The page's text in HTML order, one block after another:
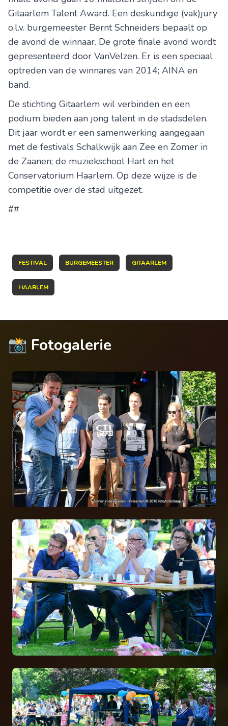
Gitaarlem Talent Award. Een deskundige (vak)jury
o.l.v. burgemeester Bernt Schneiders bepaalt op
de avond de winnaar. De grote finale avond wordt
gepresenteerd door VanVelzen. Er is een speciaal
optreden van de winnares van 2014; AINA en
band.
De stichting Gitaarlem wil verbinden en een
podium bieden aan jong talent in de stadsdelen.
Dit jaar wordt er een samenwerking aangegaan
met de festivals Schalkwijk aan Zee en Zomer in
de Zaanen; de muziekschool Hart en het
Conservatorium Haarlem. Op deze wijze is de
competitie over de stad uitgezet.
##
FESTIVAL BURGEMEESTER GITAARLEM
HAARLEM
📸 Fotogalerie